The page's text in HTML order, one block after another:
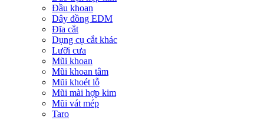
Đầu khoan
Dây đồng EDM
Đĩa cắt
Dụng cụ cắt khác
Lưỡi cưa
Mũi khoan
Mũi khoan tâm
Mũi khoét lỗ
Mũi mài hợp kim
Mũi vát mép
Taro